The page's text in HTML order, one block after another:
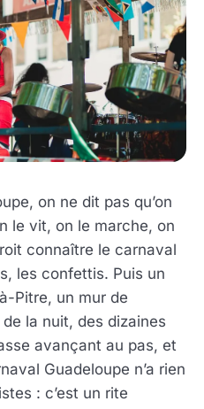
on ne dit pas qu’on
le vit, on le marche, on
connaître le carnaval
les confettis. Puis un
Pitre, un mur de
la nuit, des dizaines
avançant au pas, et
Guadeloupe n’a rien
: c’est un rite